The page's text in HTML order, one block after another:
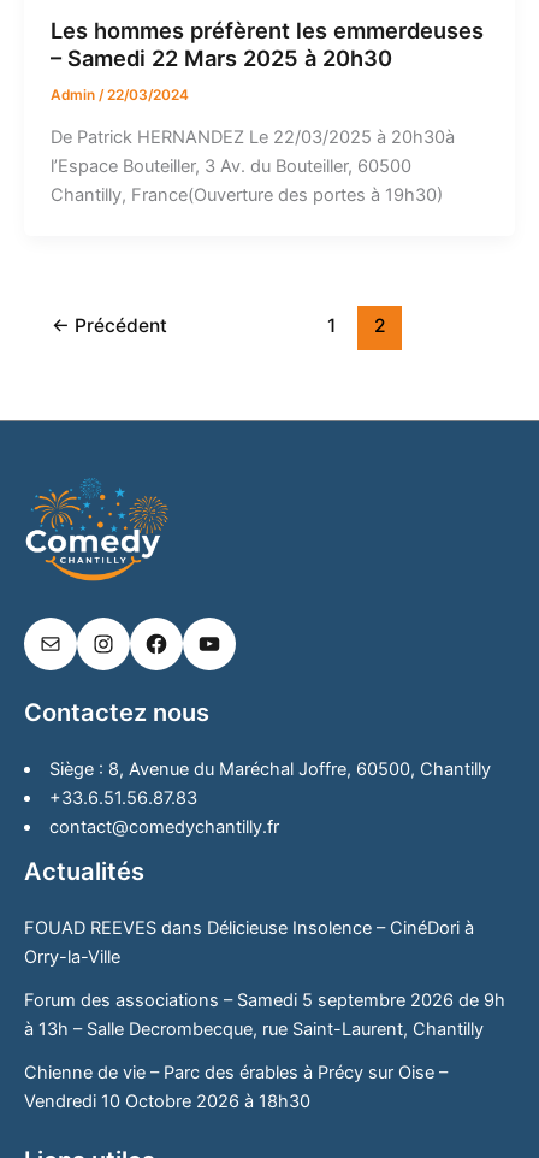
Les hommes préfèrent les emmerdeuses
– Samedi 22 Mars 2025 à 20h30
Admin /22/03/2024
De Patrick HERNANDEZ Le 22/03/2025 à 20h30à
l’Espace Bouteiller, 3 Av. du Bouteiller, 60500
Chantilly, France(Ouverture des portes à 19h30)
← Précédent 1 2
Contactez nous
Siège : 8, Avenue du Maréchal Joffre, 60500, Chantilly
+33.6.51.56.87.83
contact@comedychantilly.fr
Actualités
FOUAD REEVES dans Délicieuse Insolence – CinéDori à
Orry-la-Ville
Forum des associations – Samedi 5 septembre 2026 de 9h
à 13h – Salle Decrombecque, rue Saint-Laurent, Chantilly
Chienne de vie – Parc des érables à Précy sur Oise –
Vendredi 10 Octobre 2026 à 18h30